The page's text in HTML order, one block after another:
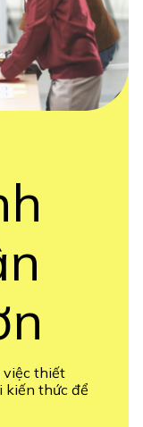
việc thiết
kiến thức để